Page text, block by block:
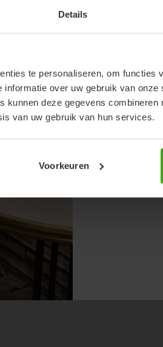
Details
te personaliseren, om functies
over uw gebruik van
kunnen deze gegevens
van uw gebruik van hun services.
Voorkeuren
TOP - GREIGE
ARTIKELEN